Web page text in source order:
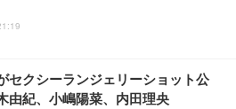
セクシーランジェリーショット公
紀、小嶋陽菜、内田理央